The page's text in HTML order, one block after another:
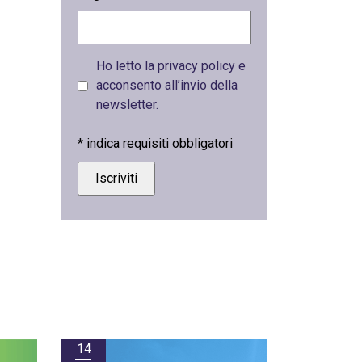
Ho letto la privacy policy e
acconsento all’invio della
newsletter.
* indica requisiti obbligatori
14